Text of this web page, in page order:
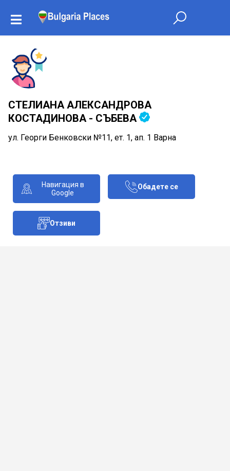
СТЕЛИАНА АЛЕКСАНДРОВА
КОСТАДИНОВА - СЪБЕВА
ул. Георги Бенковски №11, ет. 1, ап. 1 Варна
Навигация в
Google
Обадете се
Отзиви